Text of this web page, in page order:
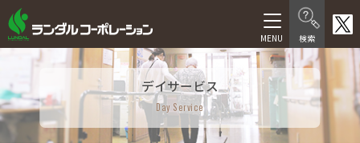
製品情報
在宅介護向け製品
医療・福祉施設向け製品
デイサービス
Day Service